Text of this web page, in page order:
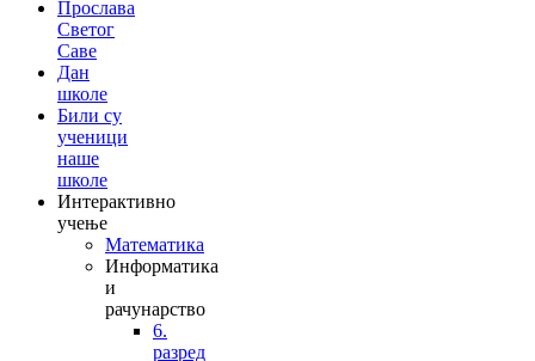
Прослава
Светог
Саве
Дан
школе
Били су
ученици
наше
школе
Интерактивно
учење
Математика
Информатика
и
рачунарство
6.
разред